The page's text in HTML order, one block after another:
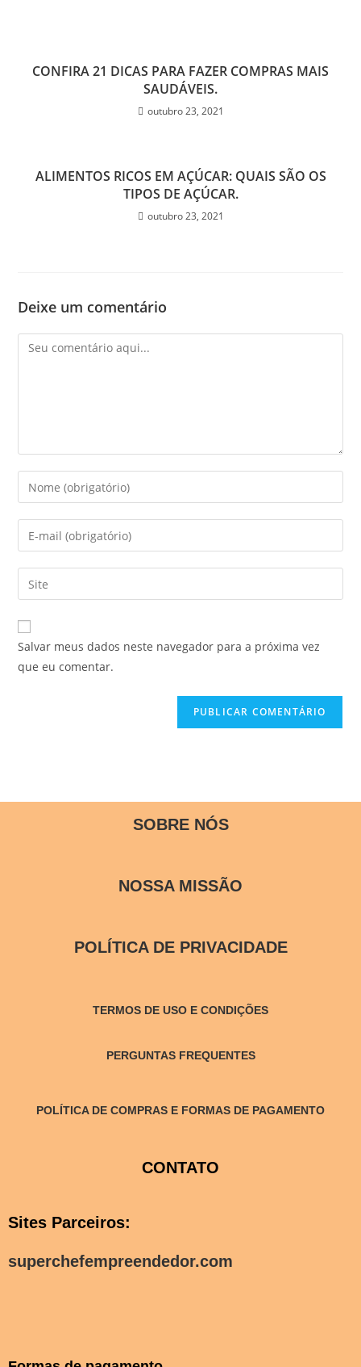
CONFIRA 21 DICAS PARA FAZER COMPRAS MAIS
SAUDÁVEIS.
outubro 23, 2021
ALIMENTOS RICOS EM AÇÚCAR: QUAIS SÃO OS
TIPOS DE AÇÚCAR.
outubro 23, 2021
Deixe um comentário
Salvar meus dados neste navegador para a próxima vez
que eu comentar.
SOBRE NÓS
NOSSA MISSÃO
POLÍTICA DE PRIVACIDADE
TERMOS DE USO E CONDIÇÕES
PERGUNTAS FREQUENTES
POLÍTICA DE COMPRAS E FORMAS DE PAGAMENTO
CONTATO
Sites Parceiros:
superchefempreendedor.com